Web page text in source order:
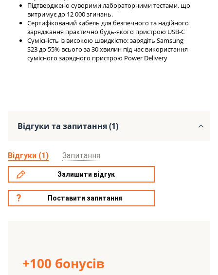
Підтверджено суворими лабораторними тестами, що
витримує до 12 000 згинань.
Сертифікований кабель для безпечного та надійного
заряджання практично будь-якого пристрою USB-C
Сумісність із високою швидкістю: зарядіть Samsung
S23 до 55% всього за 30 хвилин під час використання
сумісного зарядного пристрою Power Delivery
Відгуки та запитання (1)
Відгуки (1) Запитання
Залишити відгук
Поставити запитання
+100 бонусів